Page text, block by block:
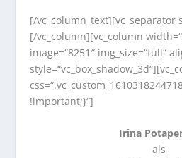
[/vc_column_text][vc_separator
[/vc_column][vc_column
image=“8251″ img_size=“full“
!important;}“]
Irina
als